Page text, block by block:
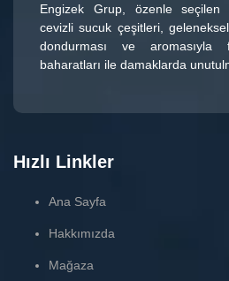
Engizek Grup, özenle seçilen
cevizli sucuk çeşitleri,
dondurması ve aromasıyla
baharatları ile damaklarda
Hızlı Linkler
Ana Sayfa
Hakkımızda
Mağaza